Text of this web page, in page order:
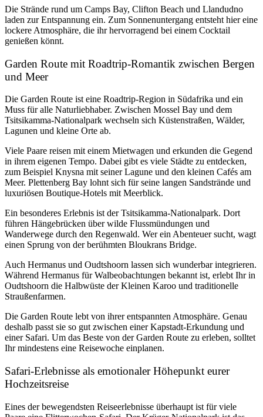
Die Strände rund um Camps Bay, Clifton Beach und Llandudno
laden zur Entspannung ein. Zum Sonnenuntergang entsteht hier eine
lockere Atmosphäre, die ihr hervorragend bei einem Cocktail
genießen könnt.
Garden Route mit Roadtrip-Romantik zwischen Bergen
und Meer
Die Garden Route ist eine Roadtrip-Region in Südafrika und ein
Muss für alle Naturliebhaber. Zwischen Mossel Bay und dem
Tsitsikamma-Nationalpark wechseln sich Küstenstraßen, Wälder,
Lagunen und kleine Orte ab.
Viele Paare reisen mit einem Mietwagen und erkunden die Gegend
in ihrem eigenen Tempo. Dabei gibt es viele Städte zu entdecken,
zum Beispiel Knysna mit seiner Lagune und den kleinen Cafés am
Meer. Plettenberg Bay lohnt sich für seine langen Sandstrände und
luxuriösen Boutique-Hotels mit Meerblick.
Ein besonderes Erlebnis ist der Tsitsikamma-Nationalpark. Dort
führen Hängebrücken über wilde Flussmündungen und
Wanderwege durch den Regenwald. Wer ein Abenteuer sucht, wagt
einen Sprung von der berühmten Bloukrans Bridge.
Auch Hermanus und Oudtshoorn lassen sich wunderbar integrieren.
Während Hermanus für Walbeobachtungen bekannt ist, erlebt Ihr in
Oudtshoorn die Halbwüste der Kleinen Karoo und traditionelle
Straußenfarmen.
Die Garden Route lebt von ihrer entspannten Atmosphäre. Genau
deshalb passt sie so gut zwischen einer Kapstadt-Erkundung und
einer Safari. Um das Beste von der Garden Route zu erleben, solltet
Ihrmindestens eine Reisewoche einplanen.
Safari-Erlebnisse als emotionaler Höhepunkt eurer
Hochzeitsreise
Eines der bewegendsten Reiseerlebnisse überhaupt ist für viele